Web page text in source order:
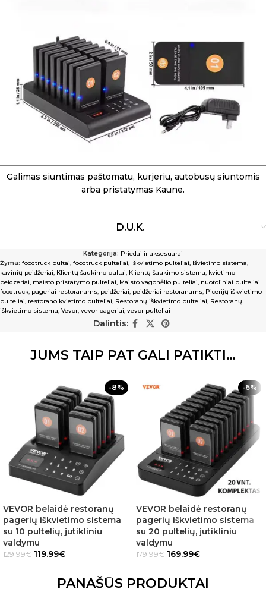
Galimas siuntimas paštomatu, kurjeriu, autobusų siuntomis
arba pristatymas Kaune.
D.U.K.
Kategorija: Priedai ir aksesuarai
Žyma: foodtruck pultai foodtruck pulteliai Iškvietimo pulteliai Išvietimo sistema
kavinių peidžeriai Klientų šaukimo pultai Klientų šaukimo sistema kvietimo
peidzeriai maisto pristatymo pulteliai Maisto vagonėlio pulteliai nuotoliniai pulteliai
foodtruck pageriai restoranams peidžeriai peidžeriai restoranams Picerijų iškvietimo
pulteliai restorano kvietimo pulteliai Restoranų iškvietimo pulteliai Restoranų
iškvietimo sistema Vevor vevor pageriai vevor pulteliai
Dalintis:
JUMS TAIP PAT GALI PATIKTI…
-8%
VEVOR belaidė restoranų
pagerių iškvietimo sistema
su 10 pultelių, jutikliniu
valdymu
129.99€ 119.99€
-6%
VEVOR belaidė restoranų
pagerių iškvietimo sistema
su 20 pultelių, jutikliniu
valdymu
179.99€ 169.99€
PANAŠŪS PRODUKTAI